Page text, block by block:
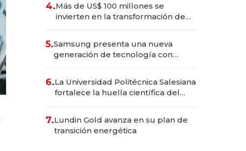
4.Más de US$ 100 millones se
invierten en la transformación de
5.Samsung presenta una nueva
generación de tecnología con
6.La Universidad Politécnica Salesiana
fortalece la huella científica del
7.Lundin Gold avanza en su plan de
transición energética